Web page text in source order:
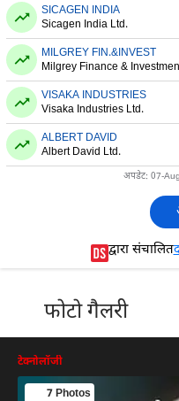
SICAGEN INDIA
Sicagen India Ltd.
MILGREY FIN.&INVEST
Milgrey Finance &
VISAKA INDUSTRIES
Visaka Industries Ltd.
ALBERT DAVID
Albert David Ltd.
अपडेट: 07-
द्वारा संचालित
फोटो गैलरी
टेक्नोलॉजी
7 Photos